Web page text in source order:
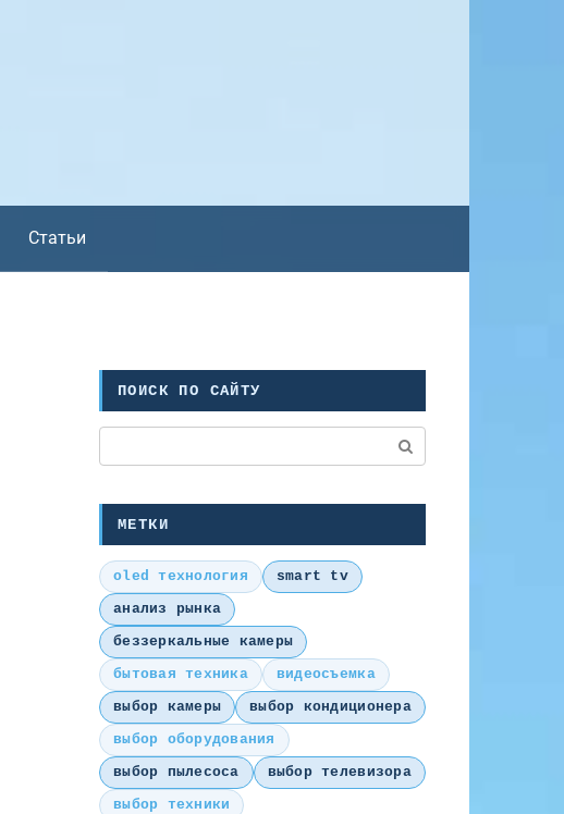
Статьи
ПОИСК ПО САЙТУ
МЕТКИ
oled технология
smart tv
анализ рынка
беззеркальные камеры
бытовая техника
видеосъемка
выбор камеры
выбор кондиционера
выбор оборудования
выбор пылесоса
выбор телевизора
выбор техники